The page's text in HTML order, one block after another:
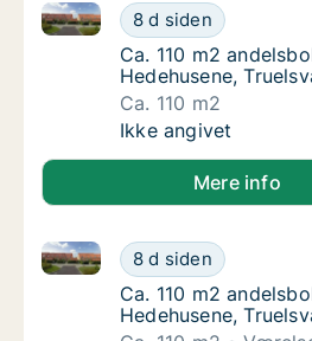
Ca. 110 m2
8 d siden
Ca. 110 m2 andelsbolig til
Ca. 110 m2
Ca. 110 m2
Hedehusene,
Ca. 110 m2
Ca. 110 m2
Ikke angivet
Mere info
Ca. 110 m2
8 d siden
Ca. 110 m2 andelsbolig til
Ca. 110 m2
Ca. 110 m2
Hedehusene,